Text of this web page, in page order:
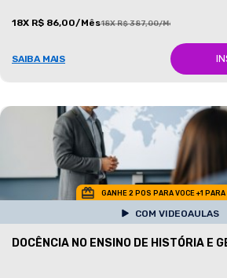
18X R$ 86,00/Mês18X R$ 387,00/Mês
SAIBA MAIS
GANHE 2 POS PARA VOCE +1 PARA
COM VIDEOAULAS
DOCÊNCIA NO ENSINO DE HISTÓRIA E